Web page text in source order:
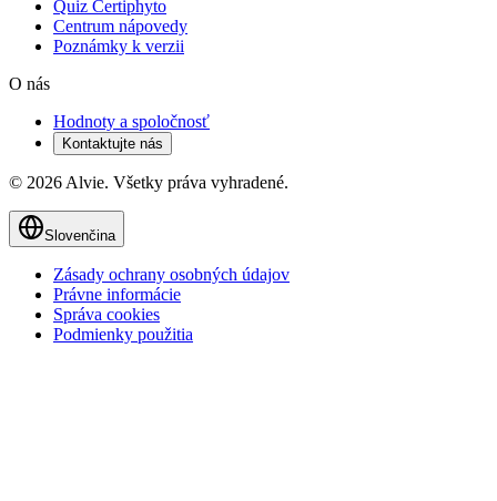
Quiz Certiphyto
Centrum nápovedy
Poznámky k verzii
O nás
Hodnoty a spoločnosť
Kontaktujte nás
© 2026 Alvie. Všetky práva vyhradené.
Slovenčina
Zásady ochrany osobných údajov
Právne informácie
Správa cookies
Podmienky použitia